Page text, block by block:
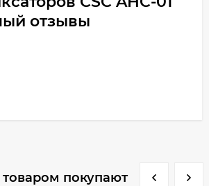
отзывы
покупают